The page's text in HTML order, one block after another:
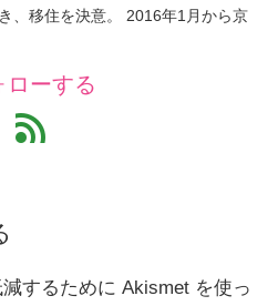
、移住を決意。 2016年1月から京
ローする
feed
するために Akismet を使っ